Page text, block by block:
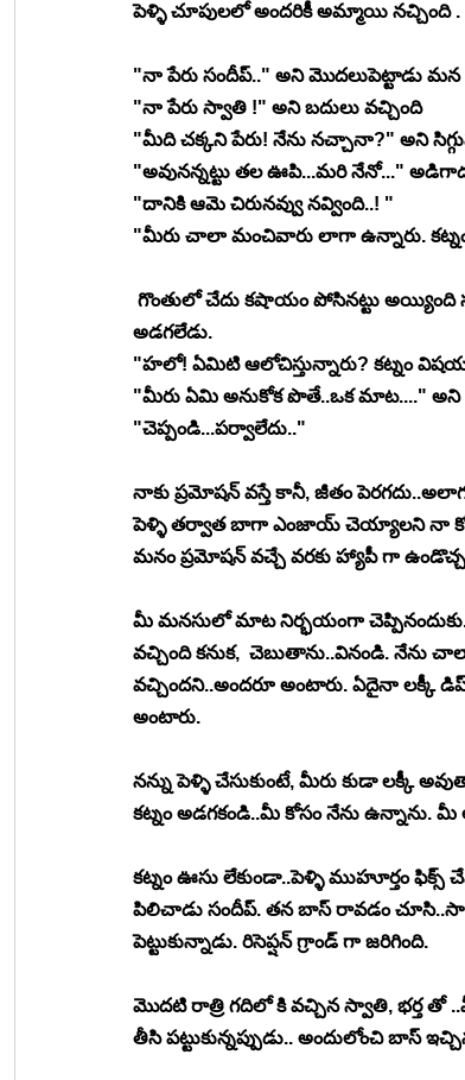
పెళ్ళి చూపులలో అందరికీ అమ్మాయి నచ్చింది
"నా పేరు సందీప్.." అని మొదలుపెట్టాడు
"నా పేరు స్వాతి !" అని బదులు వచ్చింది
"మీది చక్కని పేరు! నేను నచ్చానా?" అని
"అవునన్నట్టు తల ఊపి...మరి నేనో..."
"దానికి ఆమె చిరునవ్వు నవ్వింది..! "
"మీరు చాలా మంచివారు లాగా ఉన్నారు. కట్నం
గొంతులో చేదు కషాయం పోసినట్టు అయ్యింది
అడగలేడు.
"హలో! ఏమిటి ఆలోచిస్తున్నారు? కట్నం
"మీరు ఏమి అనుకోక పొతే..ఒక మాట...." అని
"చెప్పండి...పర్వాలేదు.."
నాకు ప్రమోషన్ వస్తే కానీ, జీతం
పెళ్ళి తర్వాత బాగా ఎంజాయ్ చెయ్యాలని నా
మనం ప్రమోషన్ వచ్చే వరకు హ్యాపీ గా
మీ మనసులో మాట నిర్భయంగా
వచ్చింది కనుక,  చెబుతాను..వినండి. నేను
వచ్చిందని..అందరూ అంటారు. ఏదైనా లక్కీ
అంటారు.
నన్ను పెళ్ళి చేసుకుంటే, మీరు కుడా లక్కీ
కట్నం అడగకండి..మీ కోసం నేను ఉన్నాను. మీ
కట్నం ఊసు లేకుండా..పెళ్ళి ముహూర్తం ఫిక్స్
పిలిచాడు సందీప్. తన బాస్ రావడం
పెట్టుకున్నాడు. రిసెప్షన్ గ్రాండ్ గా జరిగింది.
మొదటి రాత్రి గదిలో కి వచ్చిన స్వాతి, భర్త తో
తీసి పట్టుకున్నప్పుడు.. అందులోంచి బాస్